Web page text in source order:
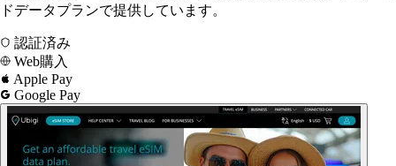
ドデータプランで提供しています。
認証済み
Web購入
Apple Pay
Google Pay